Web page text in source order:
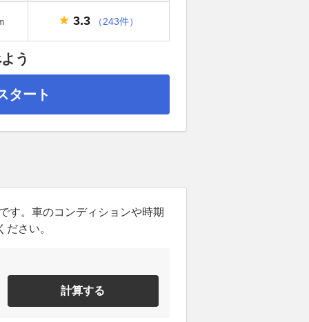
3.3 （243件）
う
タート
す。車のコンディションや時期
さい。
計算する